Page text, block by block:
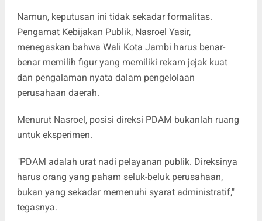
Namun, keputusan ini tidak sekadar formalitas.
Pengamat Kebijakan Publik, Nasroel Yasir,
menegaskan bahwa Wali Kota Jambi harus benar-
benar memilih figur yang memiliki rekam jejak kuat
dan pengalaman nyata dalam pengelolaan
perusahaan daerah.
Menurut Nasroel, posisi direksi PDAM bukanlah ruang
untuk eksperimen.
"PDAM adalah urat nadi pelayanan publik. Direksinya
harus orang yang paham seluk-beluk perusahaan,
bukan yang sekadar memenuhi syarat administratif,"
tegasnya.